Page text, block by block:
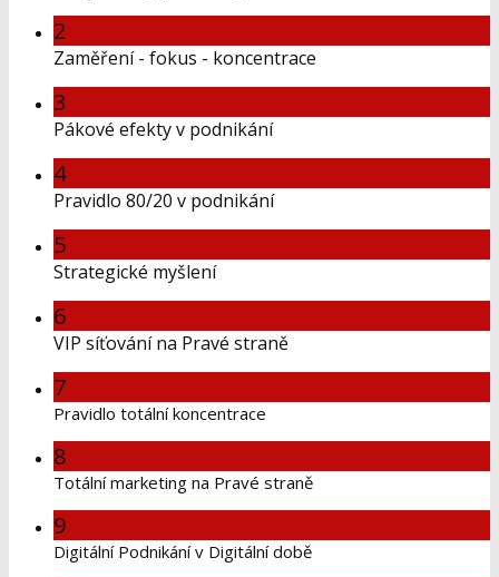
2
Zaměření - fokus - koncentrace
3
Pákové efekty v podnikání
4
Pravidlo 80/20 v podnikání
5
Strategické myšlení
6
VIP síťování na Pravé straně
7
Pravidlo totální koncentrace
8
Totální marketing na Pravé straně
9
Digitální Podnikání v Digitální době